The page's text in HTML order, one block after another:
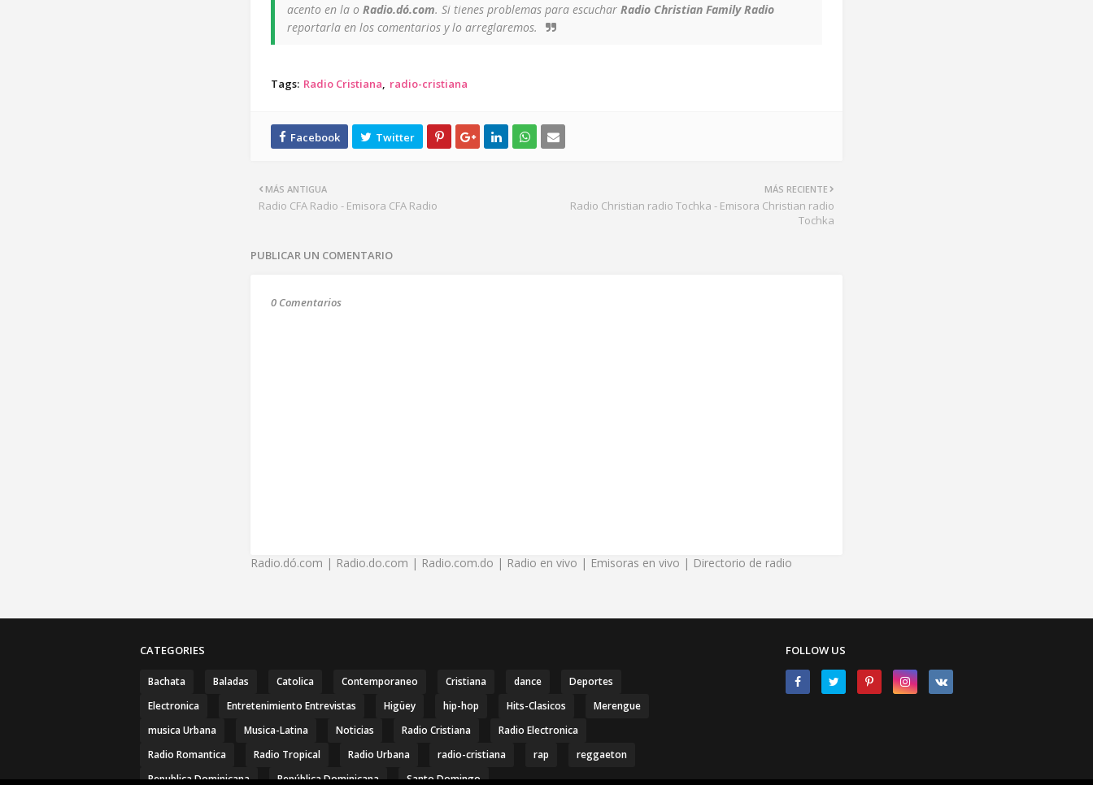
acento en la o Radio.dó.com. Si tienes problemas para escuchar Radio Christian Family Radio
reportarla en los comentarios y lo arreglaremos.
Tags: Radio Cristiana radio-cristiana
MÁS RECIENTE
Radio Christian radio Tochka - Emisora Christian radio
Tochka
MÁS ANTIGUA
Radio CFA Radio - Emisora CFA Radio
PUBLICAR UN COMENTARIO
0 Comentarios
Radio.dó.com | Radio.do.com | Radio.com.do | Radio en vivo | Emisoras en vivo | Directorio de radio
CATEGORIES
Bachata Baladas Catolica Contemporaneo Cristiana dance
Deportes
Electronica
Entretenimiento Entrevistas Higüey hip-hop Hits-Clasicos
Merengue
musica Urbana
Musica-Latina Noticias Radio Cristiana
Radio Electronica
Radio Romantica
Radio Tropical Radio Urbana radio-cristiana rap
reggaeton
Republica Dominicana
República Dominicana Santo Domingo
FOLLOW US